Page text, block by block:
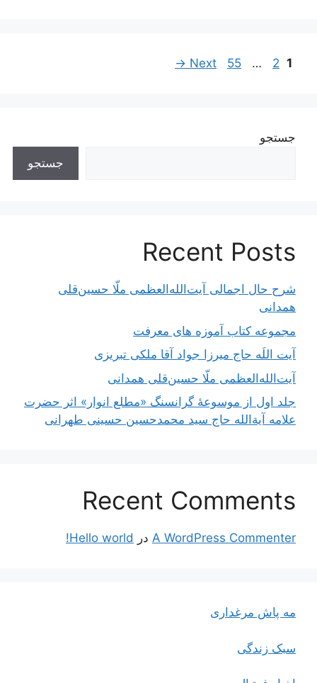
ناوبری
Page
1
Page
2
…
Page
55
Next
→
جستجو
جستجو
Recent Posts
شرح حال اجمالی آیت‌الله‌العظمی ملّا حسین‌قلی
همدانی
مجموعه کتاب آموزه های معرفت
آیت اللَه حاج میرزا جواد آقا ملکی تبریزی
آیت‌الله‌العظمی ملّا حسین‌قلی همدانی
جلد اول از موسوعۀ گرانسنگ «مطلع انوار» اثر حضرت
علامه آیة‌الله حاج سید محمدحسین حسینی طهرانی
Recent Comments
A WordPress Commenter در Hello world!
مه پاش مرغداری
سبک زندگی